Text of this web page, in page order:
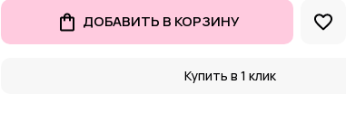
ДОБАВИТЬ В КОРЗИНУ
Купить в 1 клик